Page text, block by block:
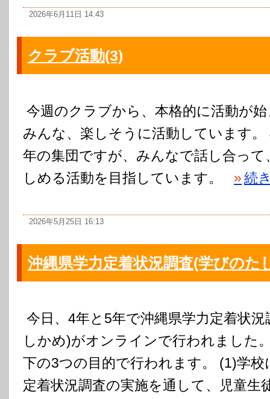
2026年6月11日 14:43
クラブ活動(3)
今週のクラブから、本格的に活動が
みんな、楽しそうに活動しています。
年の集団ですが、みんなで話し合って
しめる活動を目指しています。
»続
2026年5月25日 16:13
沖縄県学力定着状況調査(学びのた
今日、4年と5年で沖縄県学力定着状
しかめ)がオンラインで行われました
下の3つの目的で行われます。 (1)学校
定着状況調査の実施を通して、児童生